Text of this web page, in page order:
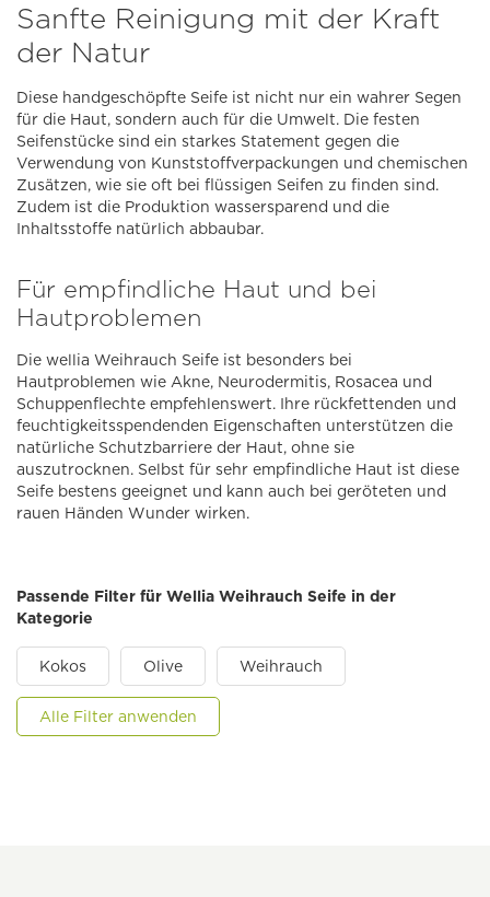
Sanfte Reinigung mit der Kraft
der Natur
Diese handgeschöpfte Seife ist nicht nur ein wahrer Segen
für die Haut, sondern auch für die Umwelt. Die festen
Seifenstücke sind ein starkes Statement gegen die
Verwendung von Kunststoffverpackungen und chemischen
Zusätzen, wie sie oft bei flüssigen Seifen zu finden sind.
Zudem ist die Produktion wassersparend und die
Inhaltsstoffe natürlich abbaubar.
Für empfindliche Haut und bei
Hautproblemen
Die wellia Weihrauch Seife ist besonders bei
Hautproblemen wie Akne, Neurodermitis, Rosacea und
Schuppenflechte empfehlenswert. Ihre rückfettenden und
feuchtigkeitsspendenden Eigenschaften unterstützen die
natürliche Schutzbarriere der Haut, ohne sie
auszutrocknen. Selbst für sehr empfindliche Haut ist diese
Seife bestens geeignet und kann auch bei geröteten und
rauen Händen Wunder wirken.
Passende Filter für Wellia Weihrauch Seife in der
Kategorie
Kokos Olive Weihrauch
Alle Filter anwenden